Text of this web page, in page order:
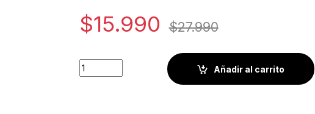
$15.990 $27.990
Extractor de aire para baño FUTURE-120 C S&P cantidad
Añadir al carrito